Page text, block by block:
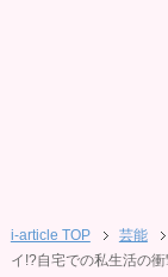
i-article TOP 芸能
イ!?自宅での私生活の